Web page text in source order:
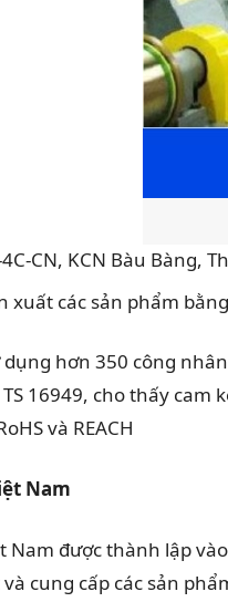
CN, KCN Bàu Bàng,
xuất các sản phẩm
dụng hơn 350 công
16949, cho thấy
và REACH​
Nam
Nam được thành lập
cung cấp các sản